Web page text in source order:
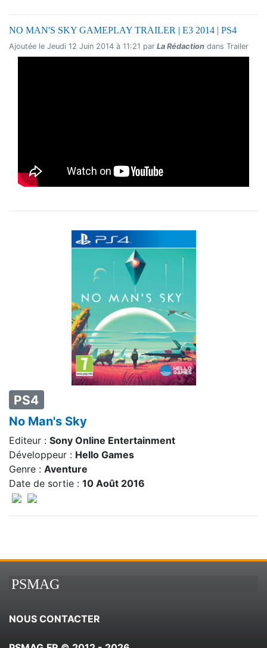
PS4
No Man's Sky
Editeur : Sony Online Entertainment
Développeur : Hello Games
Genre : Aventure
Date de sortie : 10 Août 2016
NO MAN'S SKY GAMEPLAY TRAILER | E3 2014 | PS4
Ajoutée le Jeudi 12 Juin 2014 à 11:21 par La Rédaction dans Trailer
PSMAG
NOUS CONTACTER